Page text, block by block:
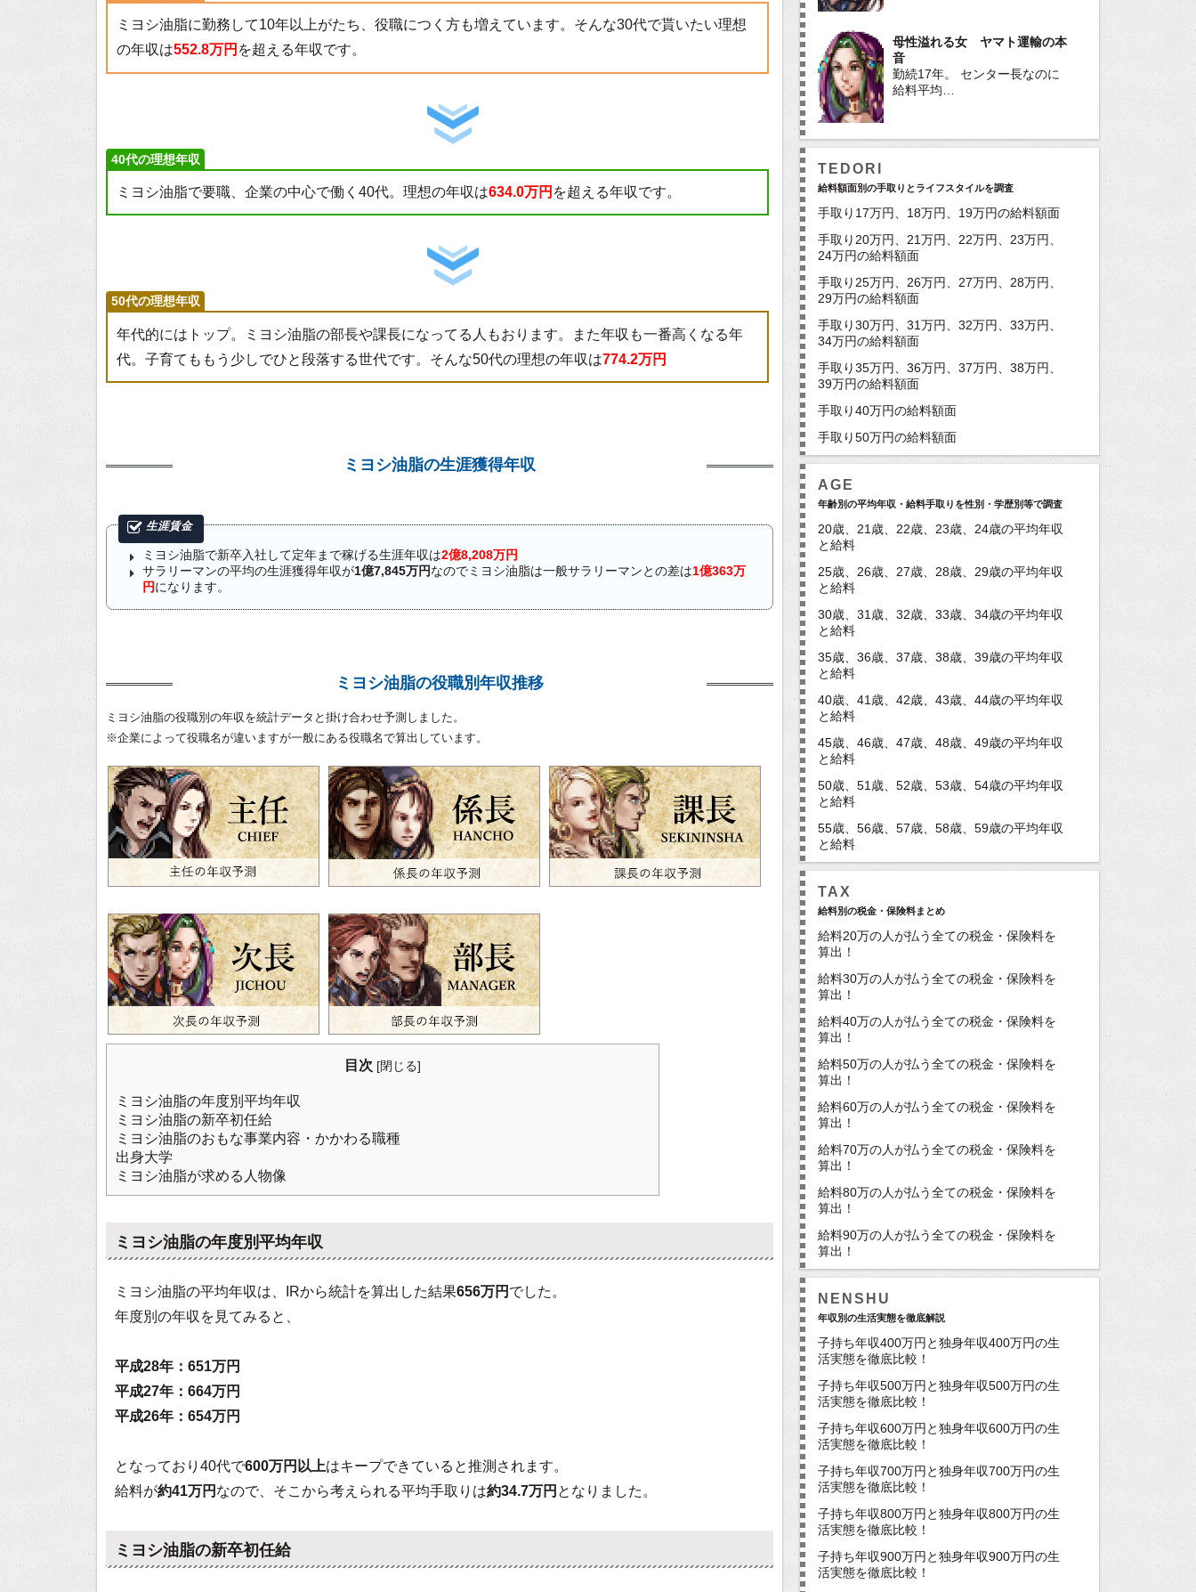
ミヨシ油脂に勤務して10年以上がたち、役職につく方も増えています。そんな30代で貰いたい理想
の年収は552.8万円 を超える年収です。
40代の理想年収
ミヨシ油脂で要職、企業の中心で働く40代。理想の年収は634.0万円 を超える年収です。
50代の理想年収
年代的にはトップ。ミヨシ油脂の部長や課長になってる人もおります。また年収も一番高くなる年
代。子育てももう少しでひと段落する世代です。そんな50代の理想の年収は774.2万円
ミヨシ油脂の生涯獲得年収
ミヨシ油脂で新卒入社して定年まで稼げる生涯年収は2億8,208万円
サラリーマンの平均の生涯獲得年収が1億7,845万円なのでミヨシ油脂は一般サラリーマンとの差は1億363万
円になります。
ミヨシ油脂の役職別年収推移
ミヨシ油脂の役職別の年収を統計データと掛け合わせ予測しました。
※企業によって役職名が違いますが一般にある役職名で算出しています。
目次 [閉じる]
ミヨシ油脂の年度別平均年収
ミヨシ油脂の新卒初任給
ミヨシ油脂のおもな事業内容・かかわる職種
出身大学
ミヨシ油脂が求める人物像
ミヨシ油脂の年度別平均年収
ミヨシ油脂の平均年収は、IRから統計を算出した結果656万円 でした。
年度別の年収を見てみると、
平成28年：651万円
平成27年：664万円
平成26年：654万円
となっており40代で600万円以上はキープできていると推測されます。
給料が約41万円 なので、そこから考えられる平均手取りは約34.7万円 となりました。
ミヨシ油脂の新卒初任給
母性溢れる女 ヤマト運輸の本
音
勤続17年。 センター長なのに
給料平均…
TEDORI
給料額面別の手取りとライフスタイルを調査
手取り17万円、18万円、19万円の給料額面
手取り20万円、21万円、22万円、23万円、
24万円の給料額面
手取り25万円、26万円、27万円、28万円、
29万円の給料額面
手取り30万円、31万円、32万円、33万円、
34万円の給料額面
手取り35万円、36万円、37万円、38万円、
39万円の給料額面
手取り40万円の給料額面
手取り50万円の給料額面
AGE
年齢別の平均年収・給料手取りを性別・学歴別等で調査
20歳、21歳、22歳、23歳、24歳の平均年収
と給料
25歳、26歳、27歳、28歳、29歳の平均年収
と給料
30歳、31歳、32歳、33歳、34歳の平均年収
と給料
35歳、36歳、37歳、38歳、39歳の平均年収
と給料
40歳、41歳、42歳、43歳、44歳の平均年収
と給料
45歳、46歳、47歳、48歳、49歳の平均年収
と給料
50歳、51歳、52歳、53歳、54歳の平均年収
と給料
55歳、56歳、57歳、58歳、59歳の平均年収
と給料
TAX
給料別の税金・保険料まとめ
給料20万の人が払う全ての税金・保険料を
算出！
給料30万の人が払う全ての税金・保険料を
算出！
給料40万の人が払う全ての税金・保険料を
算出！
給料50万の人が払う全ての税金・保険料を
算出！
給料60万の人が払う全ての税金・保険料を
算出！
給料70万の人が払う全ての税金・保険料を
算出！
給料80万の人が払う全ての税金・保険料を
算出！
給料90万の人が払う全ての税金・保険料を
算出！
NENSHU
年収別の生活実態を徹底解説
子持ち年収400万円と独身年収400万円の生
活実態を徹底比較！
子持ち年収500万円と独身年収500万円の生
活実態を徹底比較！
子持ち年収600万円と独身年収600万円の生
活実態を徹底比較！
子持ち年収700万円と独身年収700万円の生
活実態を徹底比較！
子持ち年収800万円と独身年収800万円の生
活実態を徹底比較！
子持ち年収900万円と独身年収900万円の生
活実態を徹底比較！